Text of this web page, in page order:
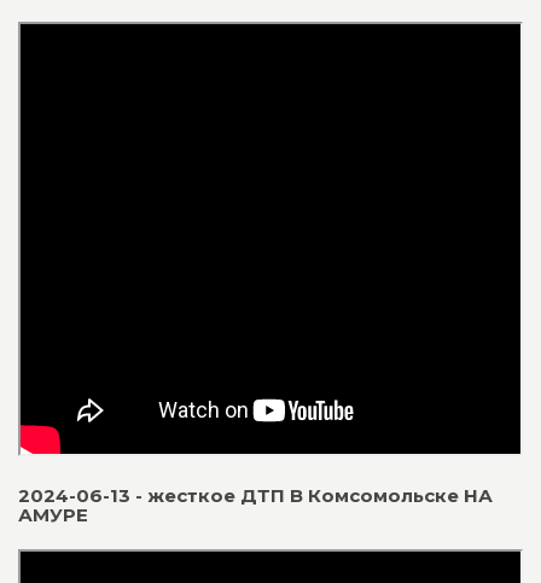
2024-06-13 - жесткое ДТП В Комсомольске НА
АМУРЕ